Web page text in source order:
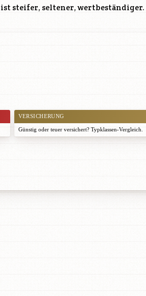
ist steifer, seltener, wertbeständiger.
VERSICHERUNG
Günstig oder teuer versichert? Typklassen-Vergleich.